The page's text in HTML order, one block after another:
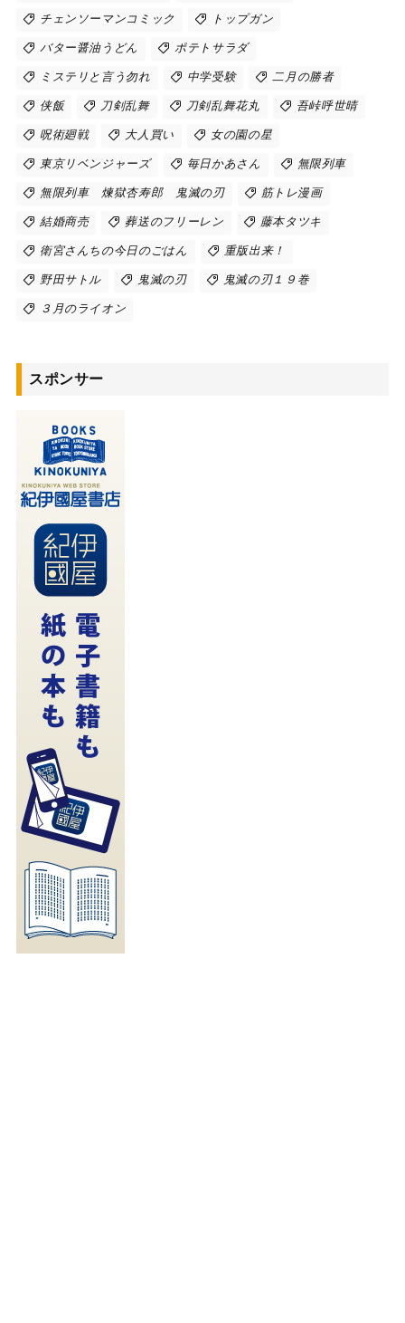
チェンソーマンコミック トップガン
バター醤油うどん ポテトサラダ
ミステリと言う勿れ 中学受験 二月の勝者
侠飯 刀剣乱舞 刀剣乱舞花丸 吾峠呼世晴
呪術廻戦 大人買い 女の園の星
東京リベンジャーズ 毎日かあさん 無限列車
無限列車 煉獄杏寿郎 鬼滅の刃 筋トレ漫画
結婚商売 葬送のフリーレン 藤本タツキ
衛宮さんちの今日のごはん 重版出来！
野田サトル 鬼滅の刃 鬼滅の刃１９巻
３月のライオン
スポンサー